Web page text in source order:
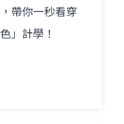
帶你一秒看穿
」計學！